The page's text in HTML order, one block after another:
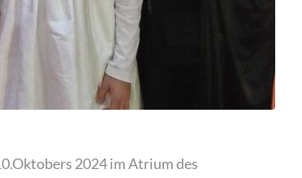
2024 im Atrium des